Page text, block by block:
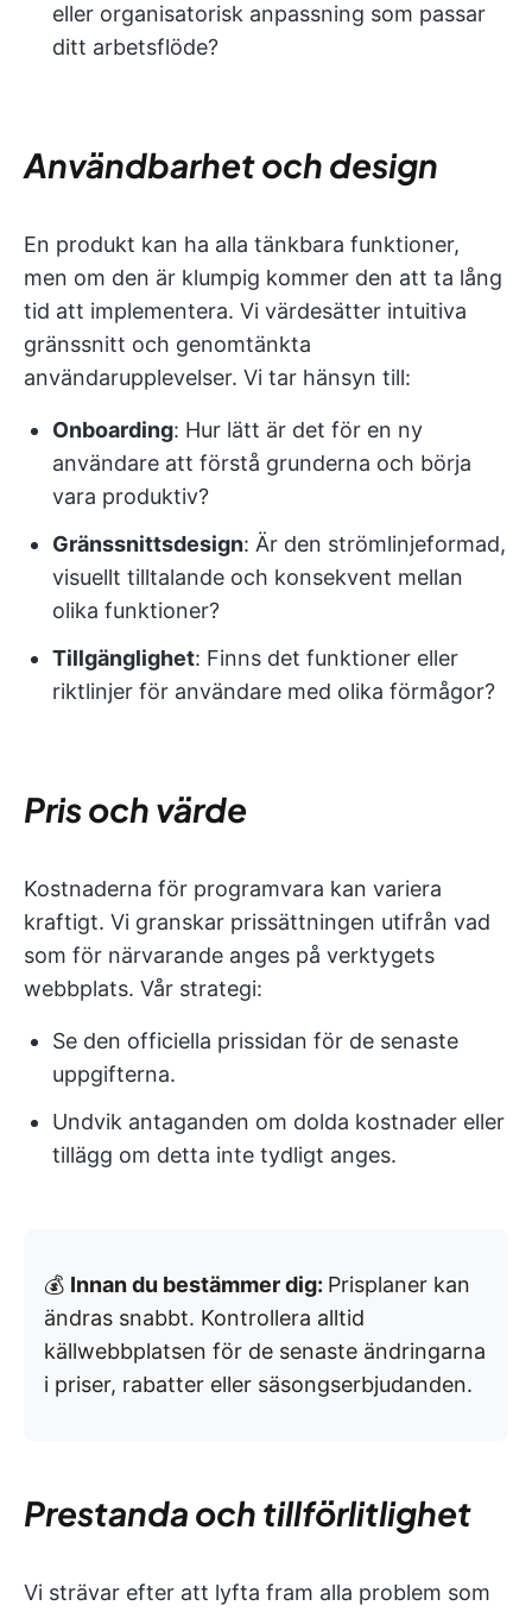
eller organisatorisk anpassning som passar
ditt arbetsflöde?
Användbarhet och design
En produkt kan ha alla tänkbara funktioner,
men om den är klumpig kommer den att ta lång
tid att implementera. Vi värdesätter intuitiva
gränssnitt och genomtänkta
användarupplevelser. Vi tar hänsyn till:
Onboarding: Hur lätt är det för en ny
användare att förstå grunderna och börja
vara produktiv?
Gränssnittsdesign: Är den strömlinjeformad,
visuellt tilltalande och konsekvent mellan
olika funktioner?
Tillgänglighet: Finns det funktioner eller
riktlinjer för användare med olika förmågor?
Pris och värde
Kostnaderna för programvara kan variera
kraftigt. Vi granskar prissättningen utifrån vad
som för närvarande anges på verktygets
webbplats. Vår strategi:
Se den officiella prissidan för de senaste
uppgifterna.
Undvik antaganden om dolda kostnader eller
tillägg om detta inte tydligt anges.
💰 Innan du bestämmer dig: Prisplaner kan
ändras snabbt. Kontrollera alltid
källwebbplatsen för de senaste ändringarna
i priser, rabatter eller säsongserbjudanden.
Prestanda och tillförlitlighet
Vi strävar efter att lyfta fram alla problem som